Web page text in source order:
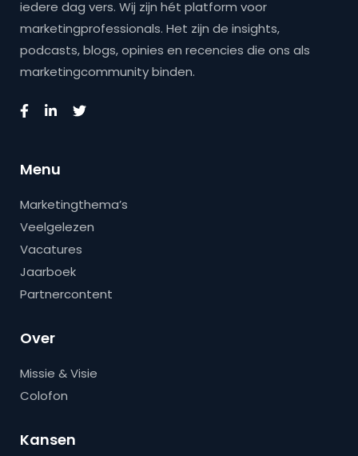
iedere dag vers. Wij zijn hét platform voor
marketingprofessionals. Het zijn de insights,
podcasts, blogs, opinies en recencies die ons als
marketingcommunity binden.
Menu
Marketingthema’s
Veelgelezen
Vacatures
Jaarboek
Partnercontent
Over
Missie & Visie
Colofon
Kansen